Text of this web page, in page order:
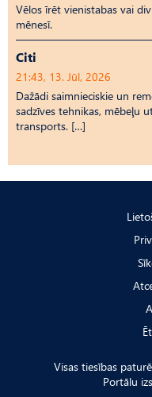
Vēlos īrēt vienistabas vai
mēnesī.
Citi
21:43, 13. Jūl, 2026
Dažādi saimnieciskie un
sadzīves tehnikas, mēbeļu
transports. […]
Visas tiesības
Portālu